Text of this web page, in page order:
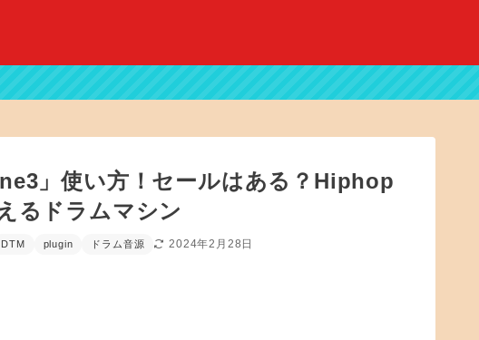
」使い方！セールはある？Hiphop
るドラムマシン
DTM plugin ドラム音源 2024年2月28日